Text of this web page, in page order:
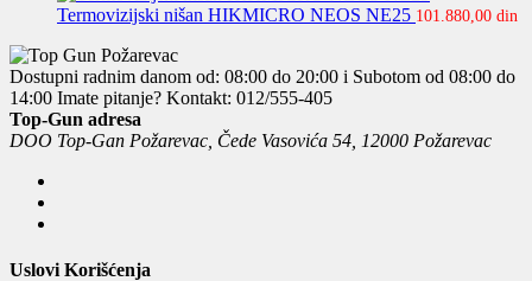
Termovizijski nišan HIKMICRO NEOS NE25 101.880,00 din
Dostupni radnim danom od: 08:00 do 20:00 i Subotom od 08:00 do
14:00 Imate pitanje? Kontakt: 012/555-405
Top-Gun adresa
DOO Top-Gan Požarevac, Čede Vasovića 54, 12000 Požarevac
Uslovi Korišćenja